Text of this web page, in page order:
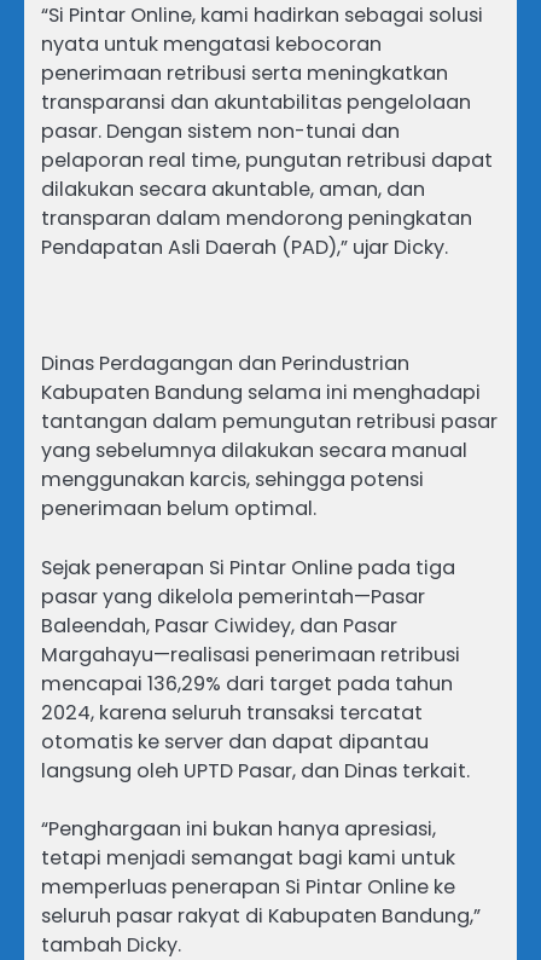
“Si Pintar Online, kami hadirkan sebagai solusi
nyata untuk mengatasi kebocoran
penerimaan retribusi serta meningkatkan
transparansi dan akuntabilitas pengelolaan
pasar. Dengan sistem non-tunai dan
pelaporan real time, pungutan retribusi dapat
dilakukan secara akuntable, aman, dan
transparan dalam mendorong peningkatan
Pendapatan Asli Daerah (PAD),” ujar Dicky.
Dinas Perdagangan dan Perindustrian
Kabupaten Bandung selama ini menghadapi
tantangan dalam pemungutan retribusi pasar
yang sebelumnya dilakukan secara manual
menggunakan karcis, sehingga potensi
penerimaan belum optimal.
Sejak penerapan Si Pintar Online pada tiga
pasar yang dikelola pemerintah—Pasar
Baleendah, Pasar Ciwidey, dan Pasar
Margahayu—realisasi penerimaan retribusi
mencapai 136,29% dari target pada tahun
2024, karena seluruh transaksi tercatat
otomatis ke server dan dapat dipantau
langsung oleh UPTD Pasar, dan Dinas terkait.
“Penghargaan ini bukan hanya apresiasi,
tetapi menjadi semangat bagi kami untuk
memperluas penerapan Si Pintar Online ke
seluruh pasar rakyat di Kabupaten Bandung,”
tambah Dicky.